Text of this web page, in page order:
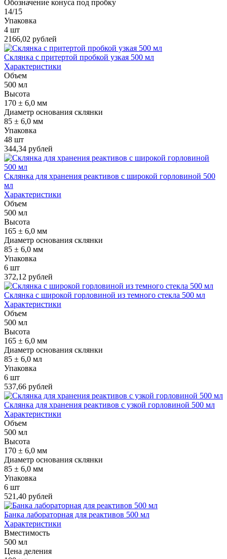
Обозначение конуса под пробку
14/15
Упаковка
4 шт
2166,02 рублей
Склянка с притертой пробкой узкая 500 мл
Характеристики
Объем
500 мл
Высота
170 ± 6,0 мм
Диаметр основания склянки
85 ± 6,0 мм
Упаковка
48 шт
344,34 рублей
Склянка для хранения реактивов с широкой горловиной 500
мл
Характеристики
Объем
500 мл
Высота
165 ± 6,0 мм
Диаметр основания склянки
85 ± 6,0 мм
Упаковка
6 шт
372,12 рублей
Склянка с широкой горловиной из темного стекла 500 мл
Характеристики
Объем
500 мл
Высота
165 ± 6,0 мм
Диаметр основания склянки
85 ± 6,0 мл
Упаковка
6 шт
537,66 рублей
Склянка для хранения реактивов с узкой горловиной 500 мл
Характеристики
Объем
500 мл
Высота
170 ± 6,0 мм
Диаметр основания склянки
85 ± 6,0 мм
Упаковка
6 шт
521,40 рублей
Банка лабораторная для реактивов 500 мл
Характеристики
Вместимость
500 мл
Цена деления